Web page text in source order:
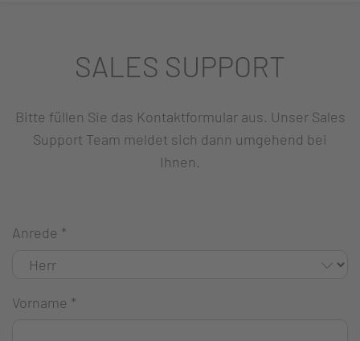
SALES SUPPORT
Bitte füllen Sie das Kontaktformular aus. Unser Sales
Support Team meldet sich dann umgehend bei
Ihnen.
Anrede *
Vorname *